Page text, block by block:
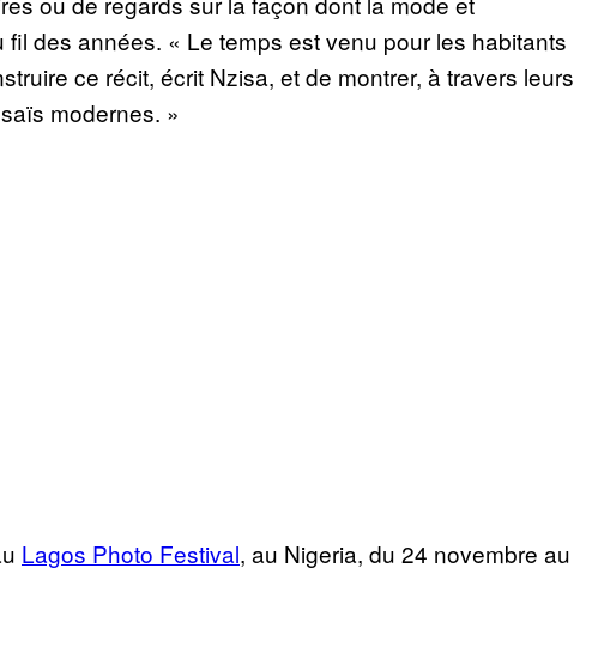
fil des années. « Le temps est venu pour les habitants
ce récit, écrit Nzisa, et de montrer, à travers leurs
modernes. »
Lagos Photo Festival, au Nigeria, du 24 novembre au